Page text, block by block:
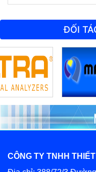
ĐỐI
CÔNG TY TNHH